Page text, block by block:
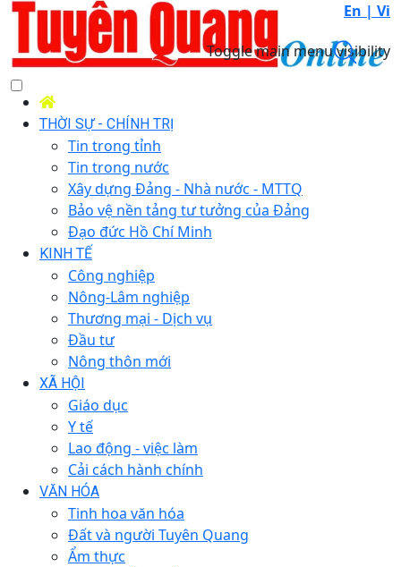
En | Vi
Toggle main menu visibility
THỜI SỰ - CHÍNH TRỊ
Tin trong tỉnh
Tin trong nước
Xây dựng Đảng - Nhà nước - MTTQ
Bảo vệ nền tảng tư tưởng của Đảng
Đạo đức Hồ Chí Minh
KINH TẾ
Công nghiệp
Nông-Lâm nghiệp
Thương mại - Dịch vụ
Đầu tư
Nông thôn mới
XÃ HỘI
Giáo dục
Y tế
Lao động - việc làm
Cải cách hành chính
VĂN HÓA
Tinh hoa văn hóa
Đất và người Tuyên Quang
Ẩm thực